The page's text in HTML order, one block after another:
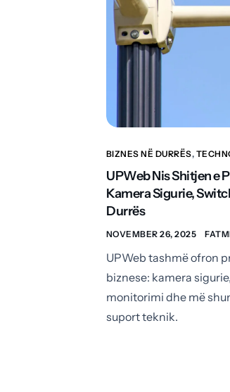
BIZNES NË DURRËS,
UPWeb Nis Shitjen e
Kamera Sigurie,
Durrës
NOVEMBER 26, 2025
UPWeb tashmë ofron
biznese: kamera
monitorimi dhe më
suport teknik.